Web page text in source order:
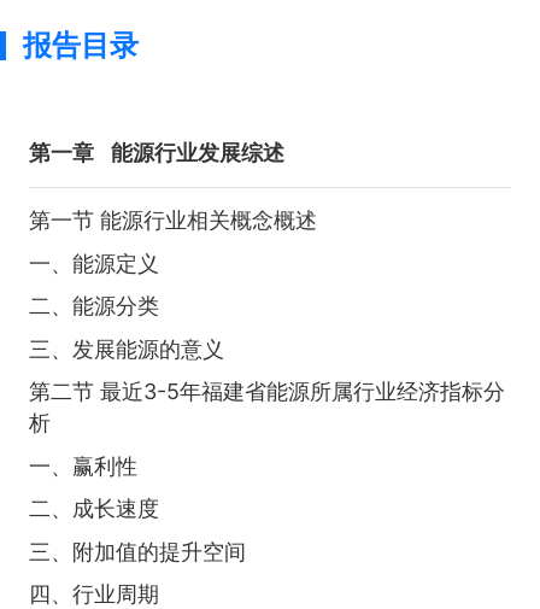
报告目录
第一章 能源行业发展综述
第一节 能源行业相关概念概述
一、能源定义
二、能源分类
三、发展能源的意义
第二节 最近3-5年福建省能源所属行业经济指标分
析
一、赢利性
二、成长速度
三、附加值的提升空间
四、行业周期